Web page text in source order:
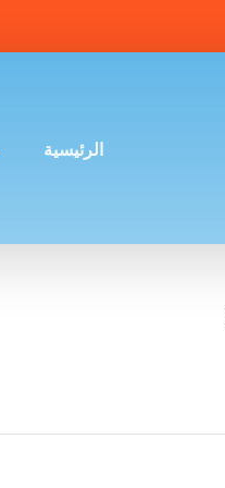
الرئيسية